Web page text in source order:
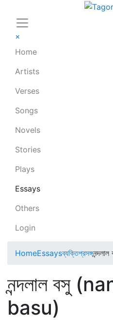
×
Home
Artists
Verses
Songs
Novels
Stories
Plays
Essays
Others
Login
HomeEssaysব্যক্তিপ্রসঙ্গনন্দলাল
নন্দলাল বসু
basu)